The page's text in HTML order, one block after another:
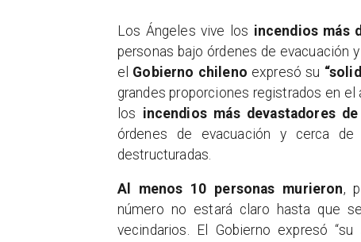
Los Ángeles vive los incendios más
personas bajo órdenes de evacuación
el Gobierno chileno expresó su
grandes proporciones registrados en el
los incendios más devastadores
órdenes de evacuación y cerca
destructuradas.
Al menos 10 personas murieron,
número no estará claro hasta que
vecindarios. El Gobierno expresó “su